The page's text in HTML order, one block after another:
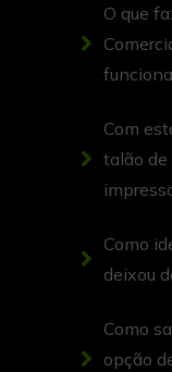
b)
média,
c)
sendo
árvore.
O que
Com
talão de
Como
deixou
Como
opção